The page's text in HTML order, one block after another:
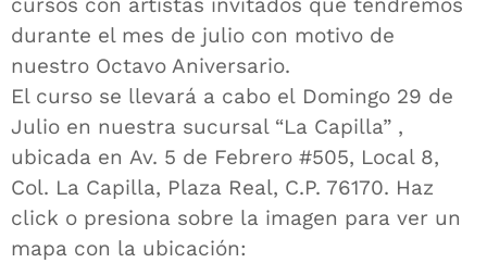
durante el mes de julio con motivo de
nuestro Octavo Aniversario.
El curso se llevará a cabo el Domingo 29 de
Julio en nuestra sucursal “La Capilla” ,
ubicada en Av. 5 de Febrero #505, Local 8,
Col. La Capilla, Plaza Real, C.P. 76170. Haz
click o presiona sobre la imagen para ver un
mapa con la ubicación: